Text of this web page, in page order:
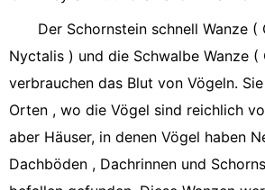
Der Schornstein schnell Wanze (
Nyctalis ) und die Schwalbe Wanze (
verbrauchen das Blut von Vögeln.
Orten , wo die Vögel sind reichlich
aber Häuser, in denen Vögel haben
Dachböden , Dachrinnen und